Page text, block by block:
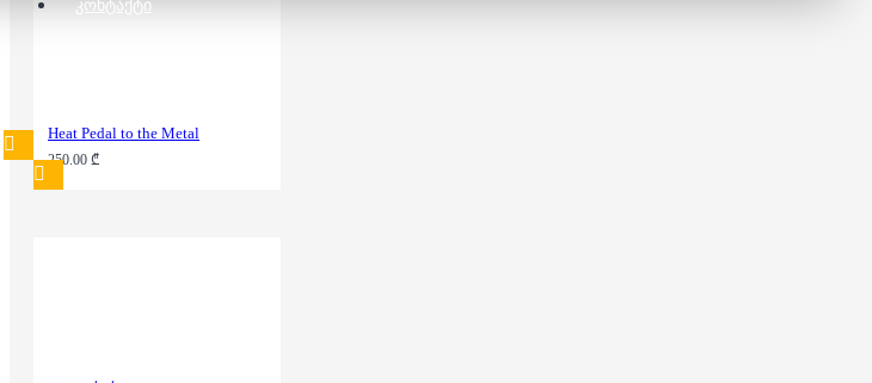
ᲙᲝᲜᲢᲐᲥᲢᲘ
Heat Pedal to the Metal
250.00 ₾